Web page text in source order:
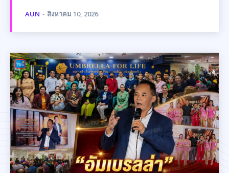
AUN - สิงหาคม 10, 2026